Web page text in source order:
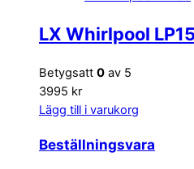
LX Whirlpool
Betygsatt 0 av 5
3995 kr
Lägg till i varukorg
Beställningsvara